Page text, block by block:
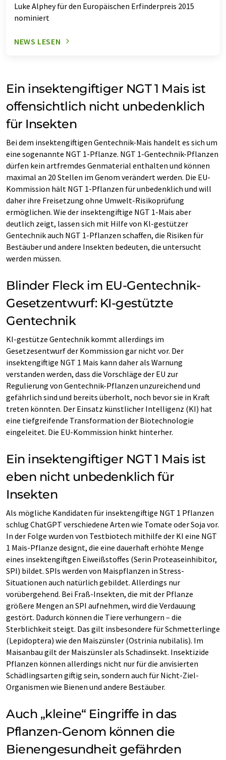
Luke Alphey für den Europäischen Erfinderpreis 2015
nominiert
NEWS LESEN
Ein insektengiftiger NGT 1 Mais ist
offensichtlich nicht unbedenklich
für Insekten
Bei dem insektengiftigen Gentechnik-Mais handelt es sich um
eine sogenannte NGT 1-Pflanze. NGT 1-Gentechnik-Pflanzen
dürfen kein artfremdes Genmaterial enthalten und können
maximal an 20 Stellen im Genom verändert werden. Die EU-
Kommission hält NGT 1-Pflanzen für unbedenklich und will
daher ihre Freisetzung ohne Umwelt-Risikoprüfung
ermöglichen. Wie der insektengiftige NGT 1-Mais aber
deutlich zeigt, lassen sich mit Hilfe von Kl-gestützer
Gentechnik auch NGT 1-Pflanzen schaffen, die Risiken für
Bestäuber und andere Insekten bedeuten, die untersucht
werden müssen.
Blinder Fleck im EU-Gentechnik-
Gesetzentwurf: KI-gestützte
Gentechnik
KI-gestütze Gentechnik kommt allerdings im
Gesetzesentwurf der Kommission gar nicht vor. Der
insektengiftige NGT 1 Mais kann daher als Warnung
verstanden werden, dass die Vorschläge der EU zur
Regulierung von Gentechnik-Pflanzen unzureichend und
gefährlich sind und bereits überholt, noch bevor sie in Kraft
treten könnten. Der Einsatz künstlicher Intelligenz (KI) hat
eine tiefgreifende Transformation der Biotechnologie
eingeleitet. Die EU-Kommission hinkt hinterher.
Ein insektengiftiger NGT 1 Mais ist
eben nicht unbedenklich für
Insekten
Als mögliche Kandidaten für insektengiftige NGT 1 Pflanzen
schlug ChatGPT verschiedene Arten wie Tomate oder Soja vor.
In der Folge wurden von Testbiotech mithilfe der KI eine NGT
1 Mais-Pflanze designt, die eine dauerhaft erhöhte Menge
eines insektengiftgen Eiweißstoffes (Serin Proteaseinhibitor,
SPI) bildet. SPIs werden von Maispflanzen in Stress-
Situationen auch natürlich gebildet. Allerdings nur
vorübergehend. Bei Fraß-Insekten, die mit der Pflanze
größere Mengen an SPI aufnehmen, wird die Verdauung
gestört. Dadurch können die Tiere verhungern – die
Sterblichkeit steigt. Das gilt insbesondere für Schmetterlinge
(Lepidoptera) wie den Maiszünsler (Ostrinia nubilalis). Im
Maisanbau gilt der Maiszünsler als Schadinsekt. Insektizide
Pflanzen können allerdings nicht nur für die anvisierten
Schädlingsarten giftig sein, sondern auch für Nicht-Ziel-
Organismen wie Bienen und andere Bestäuber.
Auch „kleine“ Eingriffe in das
Pflanzen-Genom können die
Bienengesundheit gefährden